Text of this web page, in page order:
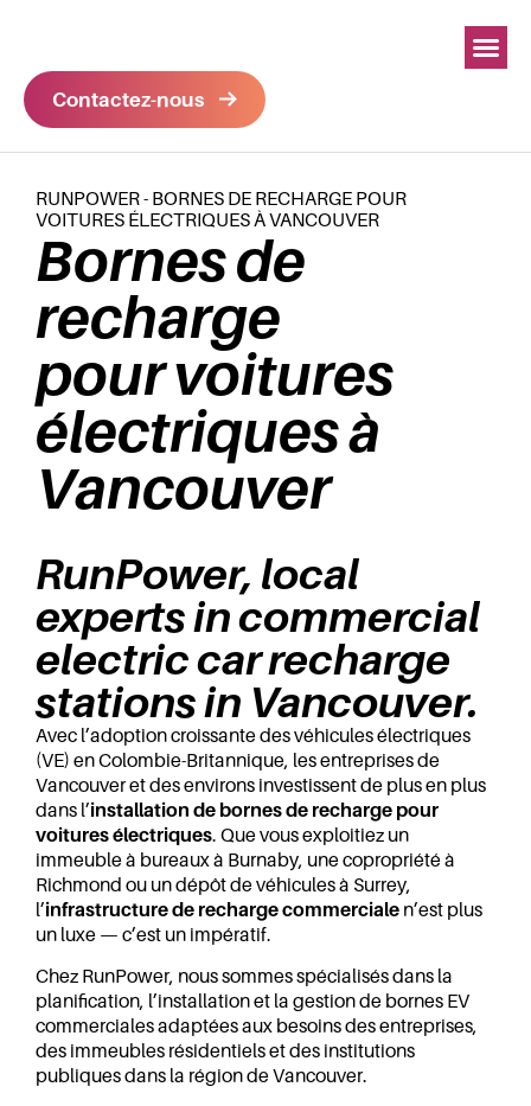
Contactez-nous
RUNPOWER- BORNES DE RECHARGE POUR
VOITURES ÉLECTRIQUES À VANCOUVER
Bornes de
recharge
pour voitures
électriques à
Vancouver
RunPower, local
experts in commercial
electric car recharge
stations in Vancouver.
Avec l’adoption croissante des véhicules électriques
(VE) en Colombie-Britannique, les entreprises de
Vancouver et des environs investissent de plus en plus
dans l’installation de bornes de recharge pour
voitures électriques. Que vous exploitiez un
immeuble à bureaux à Burnaby, une copropriété à
Richmond ou un dépôt de véhicules à Surrey,
l’infrastructure de recharge commerciale n’est plus
un luxe — c’est un impératif.
Chez RunPower, nous sommes spécialisés dans la
planification, l’installation et la gestion de bornes EV
commerciales adaptées aux besoins des entreprises,
des immeubles résidentiels et des institutions
publiques dans la région de Vancouver.